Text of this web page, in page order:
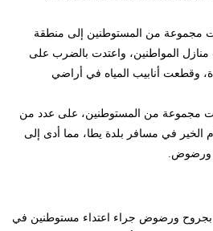
12:30 دخلت مجموعة من المستوطنين إلى منطقة
المواطنين، واعتدت بالضرب على
وقطعت أنابيب المياه في أراضي
07:10 اعتدت مجموعة من المستوطنين، على عدد من
الخير في مسافر بلدة يطا، مما أدى إلى
ورضوض.
بجروح ورضوض جراء اعتداء مستوطنين في